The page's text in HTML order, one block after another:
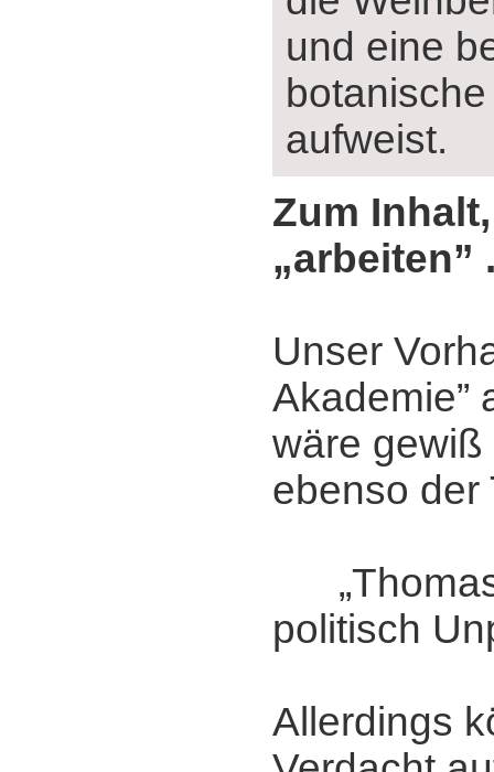
und eine
aufweist.
Zum
„arbeiten”
Unser
Akademie”
wäre
ebenso der
politisch
Allerdings